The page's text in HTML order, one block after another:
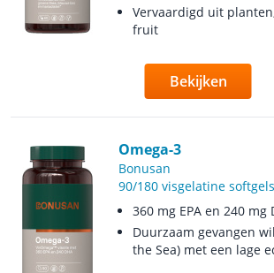
Vervaardigd uit
fruit
Bekijken
Omega-3
Bonusan
90/180 visgelatine softgels
360 mg EPA en 240 mg
Duurzaam gevangen
the Sea) met een lage